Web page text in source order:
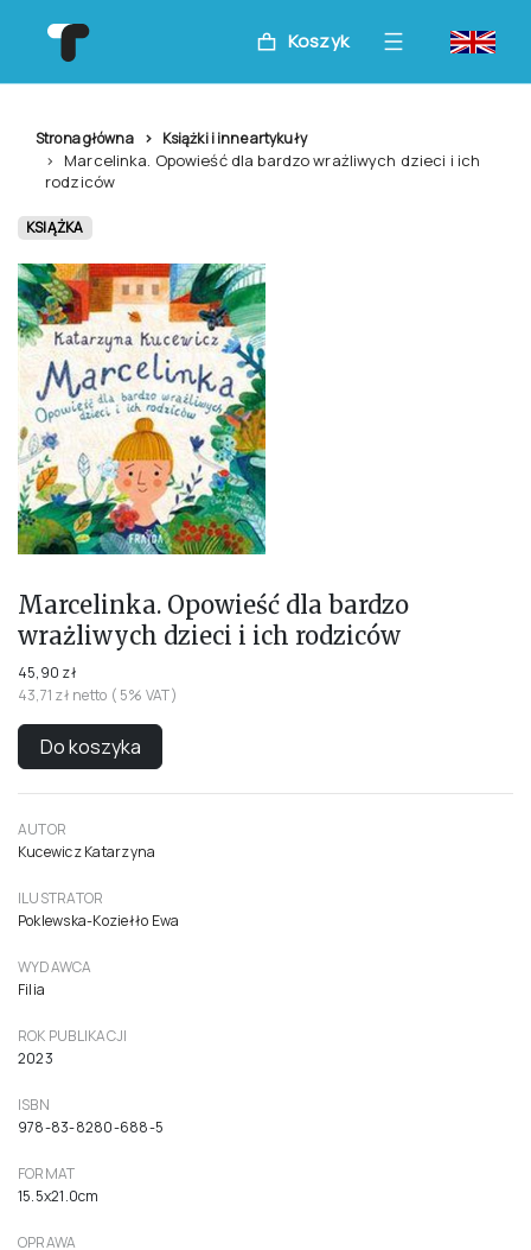
Koszyk
Strona główna Książki i inne artykuły
Marcelinka. Opowieść dla bardzo wrażliwych dzieci i ich
rodziców
KSIĄŻKA
Marcelinka. Opowieść dla bardzo
wrażliwych dzieci i ich rodziców
45,90 zł
43,71 zł netto ( 5% VAT)
Do koszyka
AUTOR
Kucewicz Katarzyna
ILUSTRATOR
Poklewska-Koziełło Ewa
WYDAWCA
Filia
ROK PUBLIKACJI
2023
ISBN
978-83-8280-688-5
FORMAT
15.5x21.0cm
OPRAWA